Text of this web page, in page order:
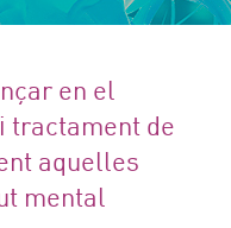
en el
tractament de
aquelles
mental